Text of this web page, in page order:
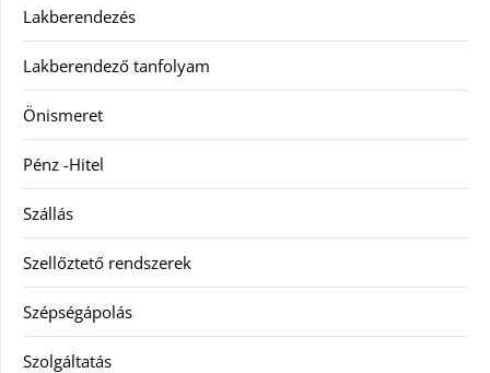
Lakberendezés
Lakberendező tanfolyam
Önismeret
Pénz -Hitel
Szállás
Szellőztető rendszerek
Szépségápolás
Szolgáltatás